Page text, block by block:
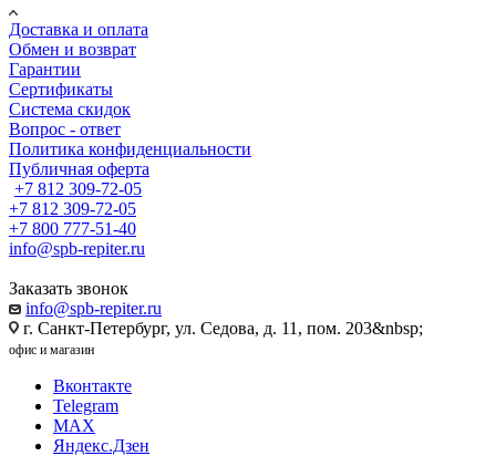
Доставка и оплата
Обмен и возврат
Гарантии
Сертификаты
Система скидок
Вопрос - ответ
Политика конфиденциальности
Публичная оферта
+7 812 309-72-05
+7 812 309-72-05
+7 800 777-51-40
info@spb-repiter.ru
Заказать звонок
info@spb-repiter.ru
г. Санкт-Петербург, ул. Седова, д. 11, пом. 203&nbsp;
офис и магазин
Вконтакте
Telegram
MAX
Яндекс.Дзен